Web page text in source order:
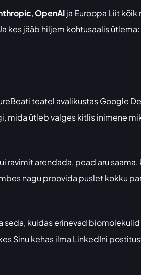
,OpenAIja Euroopa Liit kõik
kes jääb hiljem kohtusaalis
teatel avalikustas Google
ütleb valges kitlis inimene
ravimit arendada, pead aru
nagu proovida puslet kokku
seda, kuidas erinevad
Sinu kehas ilma LinkedIni